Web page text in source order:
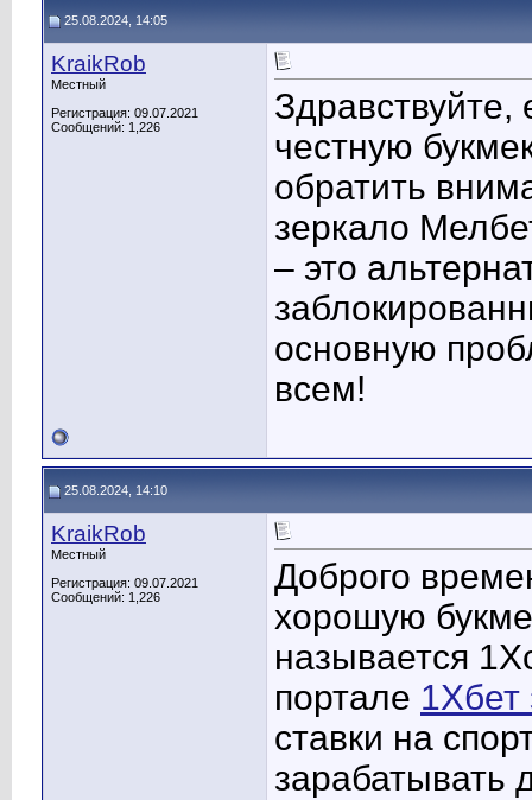
25.08.2024, 14:05
KraikRob
Местный
Регистрация: 09.07.2021
Сообщений: 1,226
честную
обратить
зеркало
– это
основную
всем!
25.08.2024, 14:10
KraikRob
Местный
Регистрация: 09.07.2021
Сообщений: 1,226
Доброго
хорошую
называется
портале 1Хбет
ставки на
зарабатывать